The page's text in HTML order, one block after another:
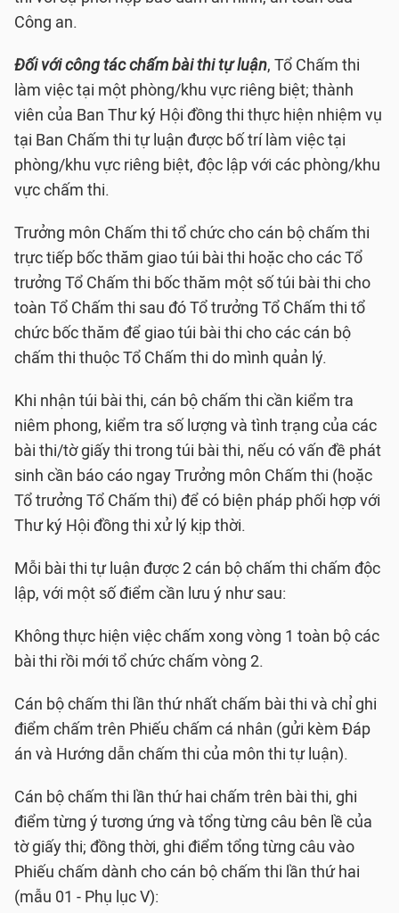
Công an.
Đối với công tác chấm bài thi tự luận, Tổ Chấm thi
làm việc tại một phòng/khu vực riêng biệt; thành
viên của Ban Thư ký Hội đồng thi thực hiện nhiệm vụ
tại Ban Chấm thi tự luận được bố trí làm việc tại
phòng/khu vực riêng biệt, độc lập với các phòng/khu
vực chấm thi.
Trưởng môn Chấm thi tổ chức cho cán bộ chấm thi
trực tiếp bốc thăm giao túi bài thi hoặc cho các Tổ
trưởng Tổ Chấm thi bốc thăm một số túi bài thi cho
toàn Tổ Chấm thi sau đó Tổ trưởng Tổ Chấm thi tổ
chức bốc thăm để giao túi bài thi cho các cán bộ
chấm thi thuộc Tổ Chấm thi do mình quản lý.
Khi nhận túi bài thi, cán bộ chấm thi cần kiểm tra
niêm phong, kiểm tra số lượng và tình trạng của các
bài thi/tờ giấy thi trong túi bài thi, nếu có vấn đề phát
sinh cần báo cáo ngay Trưởng môn Chấm thi (hoặc
Tổ trưởng Tổ Chấm thi) để có biện pháp phối hợp với
Thư ký Hội đồng thi xử lý kịp thời.
Mỗi bài thi tự luận được 2 cán bộ chấm thi chấm độc
lập, với một số điểm cần lưu ý như sau:
Không thực hiện việc chấm xong vòng 1 toàn bộ các
bài thi rồi mới tổ chức chấm vòng 2.
Cán bộ chấm thi lần thứ nhất chấm bài thi và chỉ ghi
điểm chấm trên Phiếu chấm cá nhân (gửi kèm Đáp
án và Hướng dẫn chấm thi của môn thi tự luận).
Cán bộ chấm thi lần thứ hai chấm trên bài thi, ghi
điểm từng ý tương ứng và tổng từng câu bên lề của
tờ giấy thi; đồng thời, ghi điểm tổng từng câu vào
Phiếu chấm dành cho cán bộ chấm thi lần thứ hai
(mẫu 01 - Phụ lục V):